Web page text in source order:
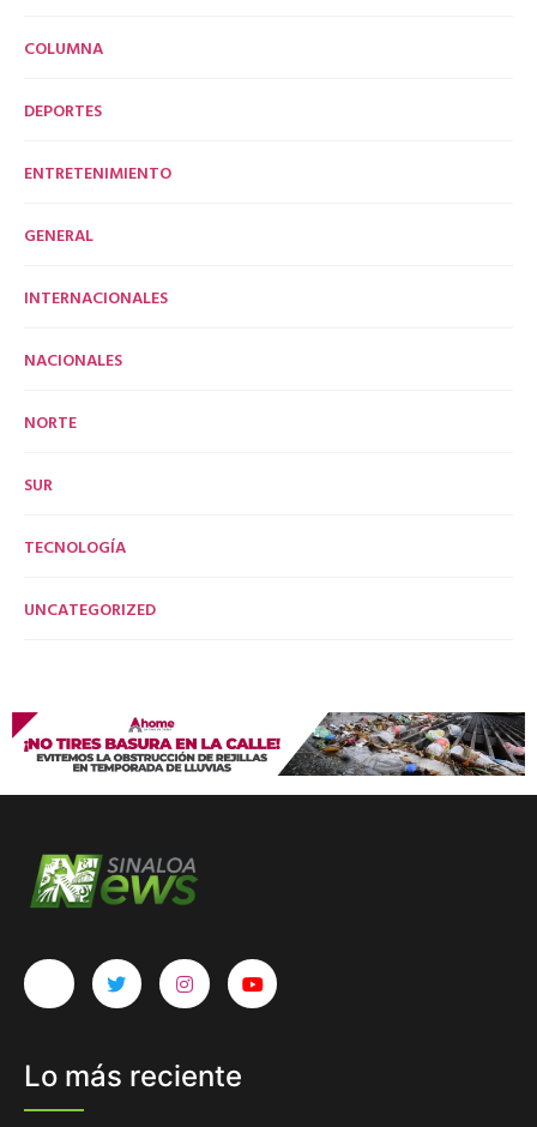
COLUMNA
DEPORTES
ENTRETENIMIENTO
GENERAL
INTERNACIONALES
NACIONALES
NORTE
SUR
TECNOLOGÍA
UNCATEGORIZED
Lo más reciente